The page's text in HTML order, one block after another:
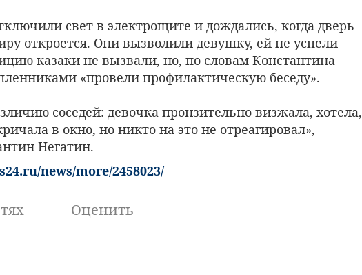
свет в электрощите и дождались, когда дверь
откроется. Они вызволили девушку, ей не успели
казаки не вызвали, но, по словам Константина
«провели профилактическую беседу».
соседей: девочка пронзительно визжала, хотела,
в окно, но никто на это не отреагировал», —
Негатин.
news/more/2458023/
Оценить